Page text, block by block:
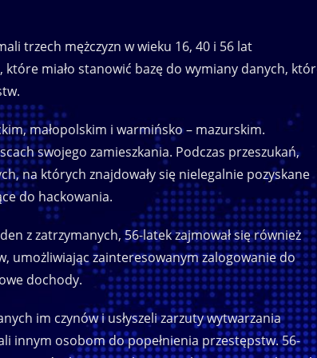
trzech mężczyzn w wieku 16, 40 i 56 lat
miało stanowić bazę do wymiany danych,
małopolskim i warmińsko – mazurskim.
swojego zamieszkania. Podczas przeszukań,
na których znajdowały się nielegalnie pozyskane
do hackowania.
z zatrzymanych, 56-latek zajmował się również
zainteresowanym zalogowanie do
dochody.
im czynów i usłyszeli zarzuty wytwarzania
osobom do popełnienia przestępstw. 56-